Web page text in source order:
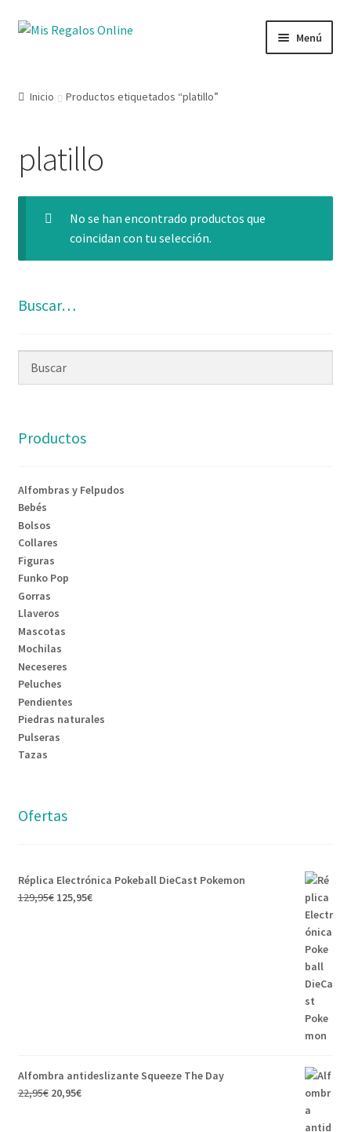
Menú
Secciones
Ofertas
Novedades
Contacto
Inicio Productos etiquetados “platillo”
platillo
No se han encontrado productos que
coincidan con tu selección.
Buscar…
Productos
Alfombras y Felpudos
Bebés
Bolsos
Collares
Figuras
Funko Pop
Gorras
Llaveros
Mascotas
Mochilas
Neceseres
Peluches
Pendientes
Piedras naturales
Pulseras
Tazas
Ofertas
Réplica Electrónica Pokeball DieCast Pokemon
129,95€ 125,95€
Alfombra antideslizante Squeeze The Day
22,95€ 20,95€